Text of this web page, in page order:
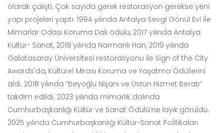
olarak çalıştı. Çok sayıda gerek restorasyon gerekse yeni
yapı projeleri yaptı. 1994 yılında Antalya Sevgi Gönül Evi ile
Mimarlar Odası Koruma Dalı ödülü, 2017 yılında Antalya
Kültür- Sanat, 2018 yılında Narmanlı Han, 2019 yılında
Galatasaray Üniversitesi restorasyonu ile Sign of the City
Awards'da, Kültürel Mirası Koruma ve Yaşatma Ödüllerini
aldı. 2018 yılında “Beyoğlu Nişanı ve Üstün Hizmet Beratı”
takdim edildi. 2023 yılında mimarlık dalında
Cumhurbaşkanlığı Kültür ve Sanat Ödülü’ne layık görüldü.
2025 yılında Cumhurbaşkanlığı Kültür-Sanat Politikaları